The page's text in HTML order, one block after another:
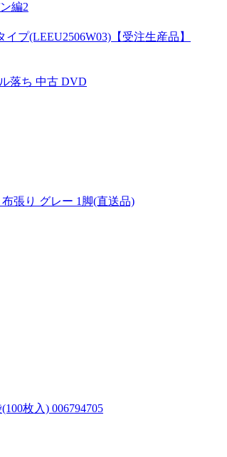
編2
プ(LEEU2506W03)【受注生産品】
落ち 中古 DVD
張り グレー 1脚(直送品)
枚入) 006794705